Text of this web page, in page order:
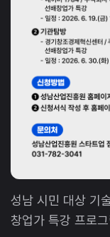
성남 시민 대상 기
창업가 특강 프로